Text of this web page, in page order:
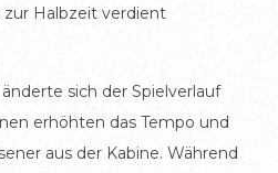
zur Halbzeit verdient
sich der Spielverlauf
erhöhten das Tempo und
aus der Kabine. Während